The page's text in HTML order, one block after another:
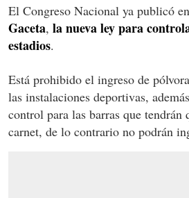
El Congreso Nacional ya publicó
Gaceta, la nueva ley para
estadios.
Está prohibido el ingreso de
las instalaciones deportivas,
control para las barras que tendrán
carnet, de lo contrario no podrán